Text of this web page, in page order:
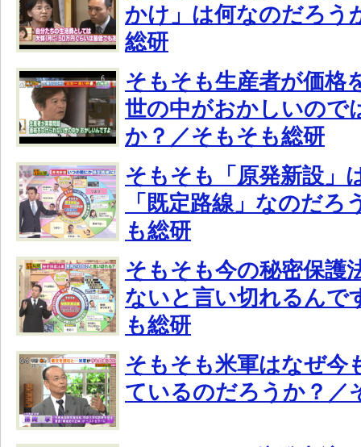
かけ」は何なのだろう
総研
そもそも生産者が価格
世の中がおかしいので
か？／そもそも総研
そもそも「原発新設」
「既定路線」なのだろ
も総研
そもそも今の秘密保護
ないと言い切れるんで
も総研
そもそも米軍はなぜ今
ているのだろうか？／